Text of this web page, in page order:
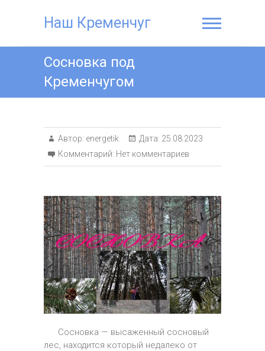
Наш Кременчуг
Сосновка под
Кременчугом
Автор: energetik Дата: 25.08.2023
Комментарий: Нет комментариев
Сосновка — высаженный сосновый
лес, находится который недалеко от